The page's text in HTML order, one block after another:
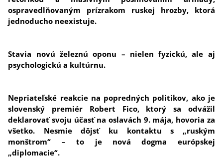
ospravedlňovaným prízrakom ruskej hrozby, ktorá
jednoducho neexistuje.
Stavia novú železnú oponu – nielen fyzickú, ale aj
psychologickú a kultúrnu.
Nepriateľské reakcie na popredných politikov, ako je
slovenský premiér Robert Fico, ktorý sa odvážil
deklarovať svoju účasť na oslavách 9. mája, hovoria za
všetko. Nesmie dôjsť ku kontaktu s „ruským
monštrom“ – to je nová dogma európskej
„diplomacie“.